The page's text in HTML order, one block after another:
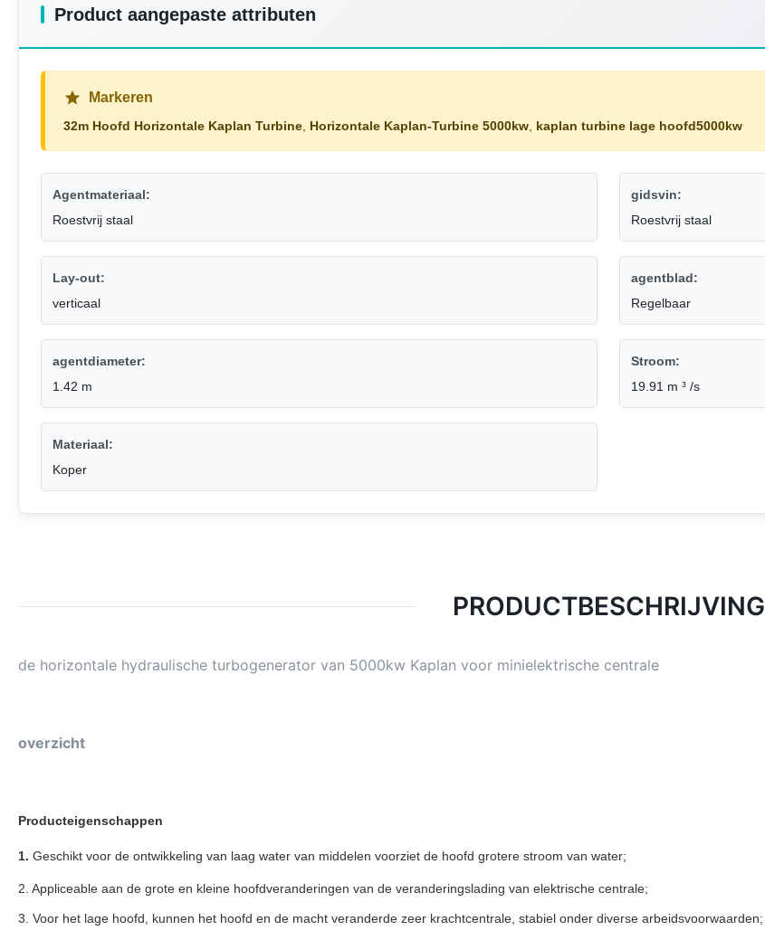
Product aangepaste attributen
Markeren
32m Hoofd Horizontale Kaplan Turbine Horizontale Kaplan-Turbine 5000kw kaplan turbine lage hoofd5000kw
Agentmateriaal:
Roestvrij staal
gidsvin:
Roestvrij staal
Lay-out:
verticaal
agentblad:
Regelbaar
agentdiameter:
1.42 m
Stroom:
19.91 m ³ /s
Materiaal:
Koper
PRODUCTBESCHRIJVING
de horizontale hydraulische turbogenerator van 5000kw Kaplan voor minielektrische centrale
overzicht
Producteigenschappen
1. Geschikt voor de ontwikkeling van laag water van middelen voorziet de hoofd grotere stroom van water;
2. Appliceable aan de grote en kleine hoofdveranderingen van de veranderingslading van elektrische centrale;
3. Voor het lage hoofd, kunnen het hoofd en de macht veranderde zeer krachtcentrale, stabiel onder diverse arbeidsvoorwaarden;